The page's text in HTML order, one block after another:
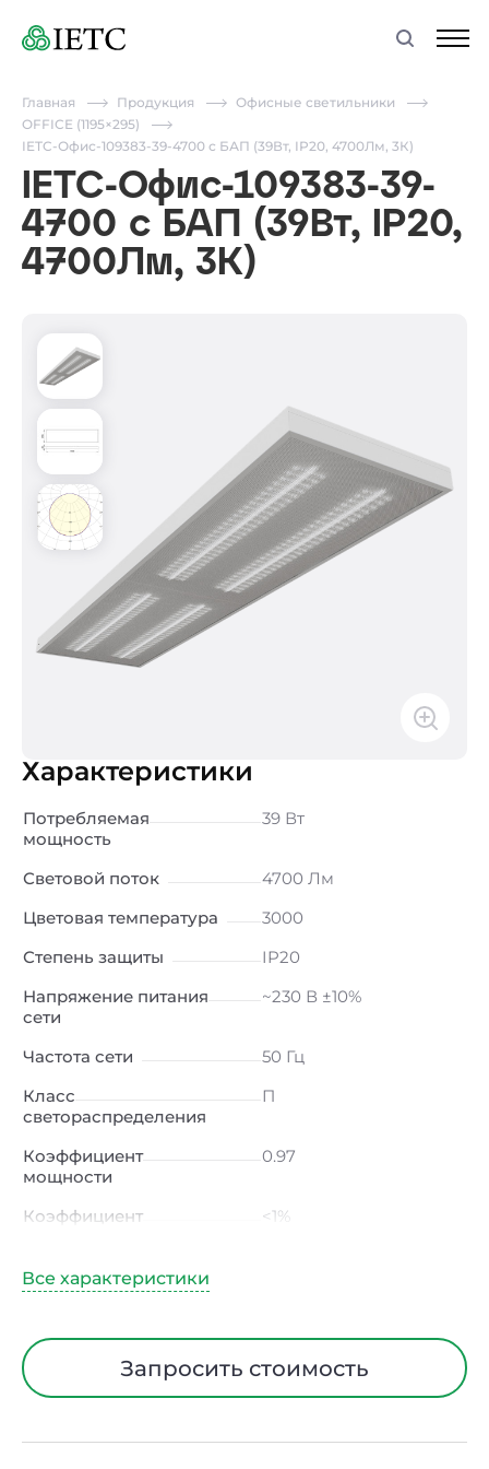
Главная Продукция
Офисные светильники
OFFICE (1195×295)
IETC-Офис-109383-39-4700 с БАП (39Вт, IP20, 4700Лм, 3К)
IETC-Офис-109383-39-
4700 с БАП (39Вт, IP20,
4700Лм, 3К)
Характеристики
Потребляемая
мощность
39 Вт
Световой поток
4700 Лм
Цветовая температура
3000
Степень защиты
IP20
Напряжение питания
сети
~230 В ±10%
Частота сети
50 Гц
Класс
светораспределения
П
Коэффициент
мощности
0.97
Коэффициент
<1%
Индекс цветопередачи
Тип кривой силы света
Д (косинусная)
Угол рассеивания
120ᵒ
Запросить стоимость